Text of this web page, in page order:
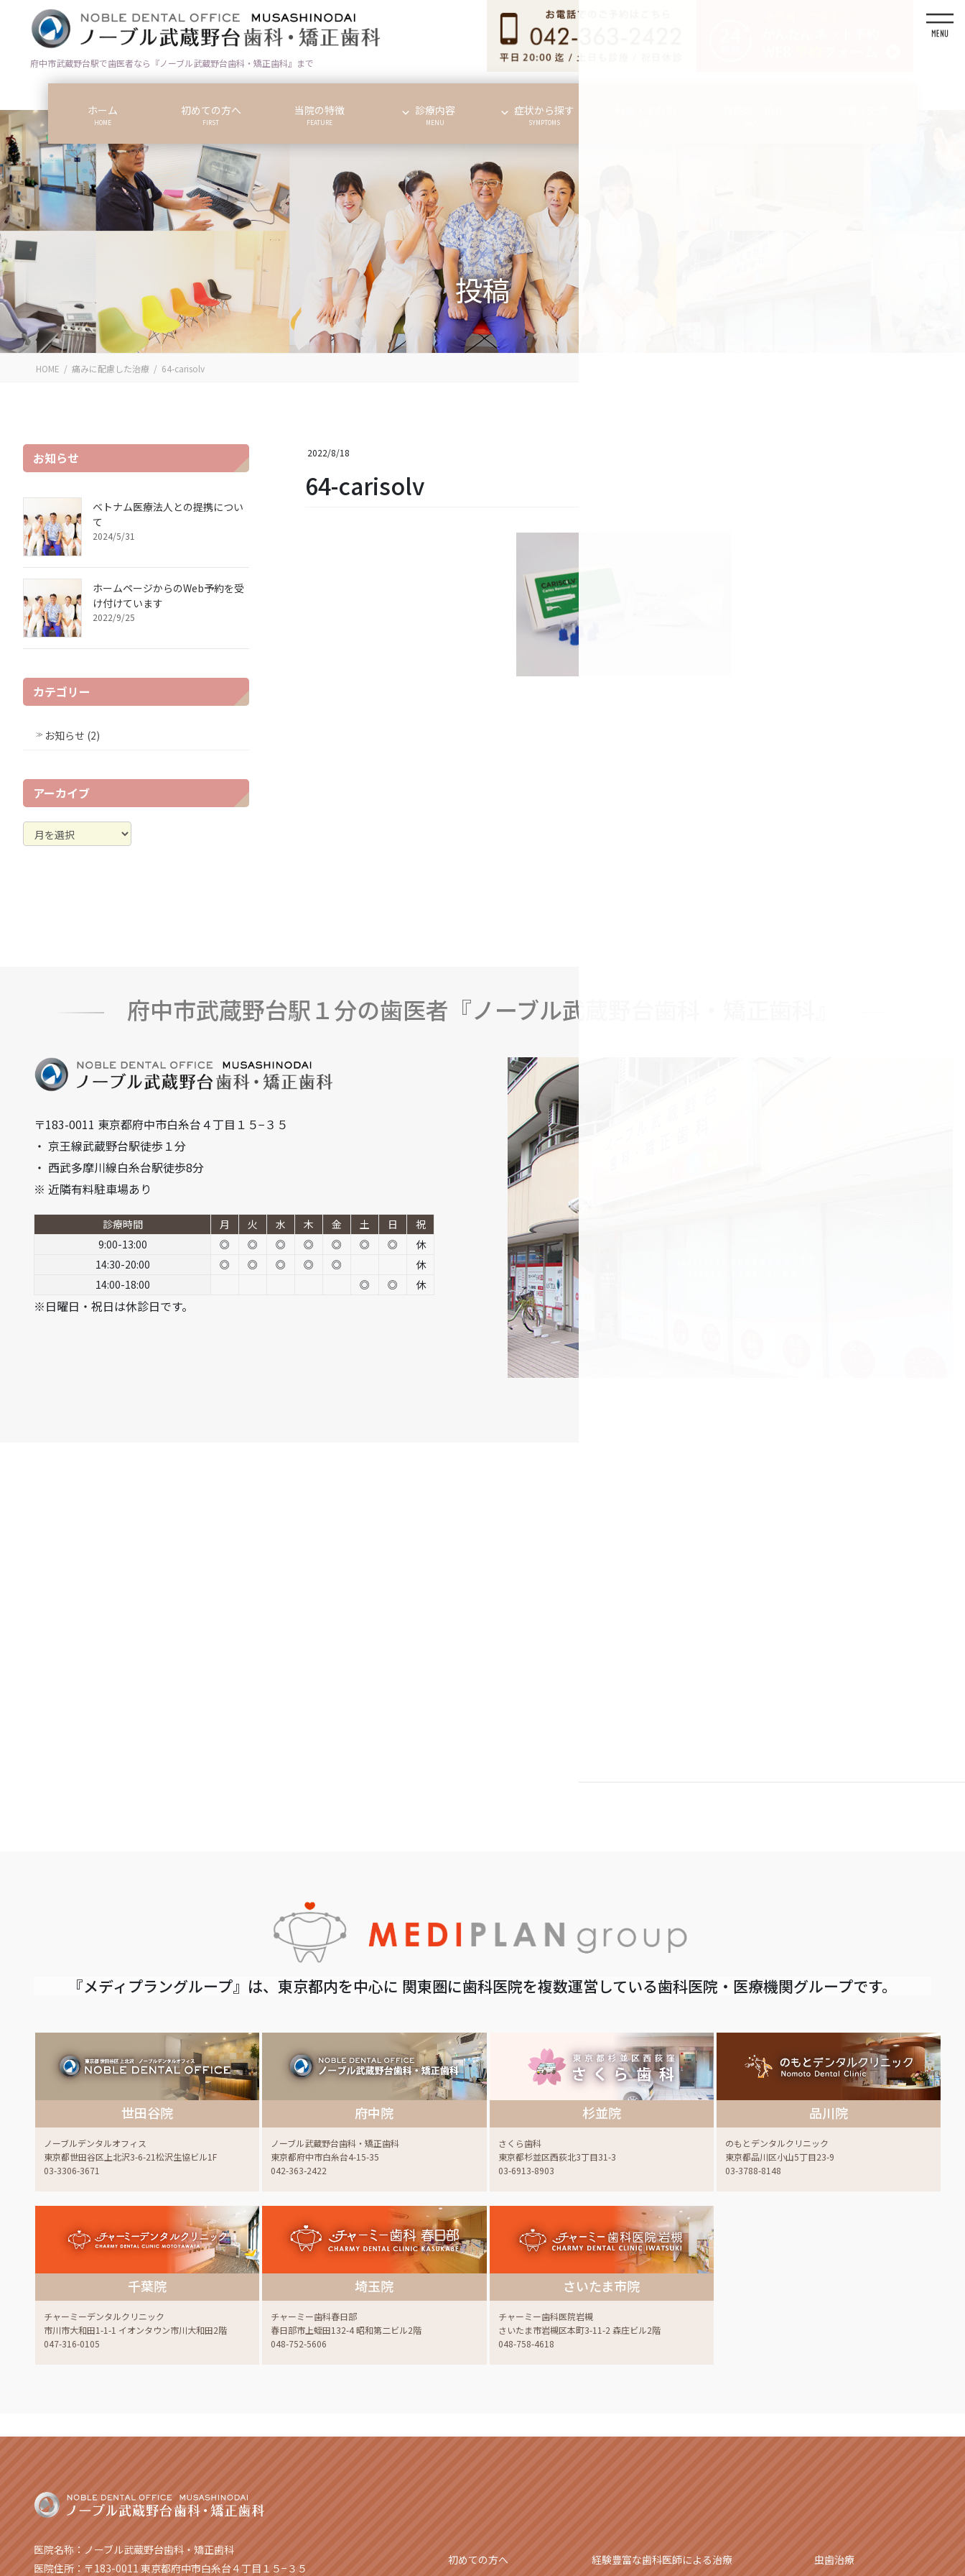
移
動
ン
に
移
動
府中市武蔵野台駅で歯医者なら『ノーブル武蔵野台歯科・矯正歯科』まで
ホーム
HOME
初めての方へ
FIRST
当院の特徴
FEATURE
診療内容
MENU
症状から探す
SYMPTOMS
投稿
HOME 痛みに配慮した治療 64-carisolv
2022/8/18
64-carisolv
お知らせ
ベトナム医療法人との提携につい
て
2024/5/31
ホームページからのWeb予約を受
け付けています
2022/9/25
カテゴリー
お知らせ (2)
アーカイブ
ア
ー
府中市武蔵野台駅１分の歯医者『ノーブル武蔵野台歯科・矯正歯科』
〒183-0011 東京都府中市白糸台４丁目１５−３５
・ 京王線武蔵野台駅徒歩１分
・ 西武多摩川線白糸台駅徒歩8分
※ 近隣有料駐車場あり
診療時間 月 火 水 木 金 土 日
祝
9:00-13:00
◎ ◎ ◎ ◎ ◎ ◎ ◎
休
14:30-20:00
◎ ◎ ◎ ◎ ◎
休
14:00-18:00
◎ ◎ 休
※日曜日・祝日は休診日です。
『メディプラングループ』は、東京都内を中心に 関東圏に歯科医院を複数運営している歯科医院・医療機関グループです。
世田谷院
ノーブルデンタルオフィス
東京都世田谷区上北沢3-6-21松沢生協ビル1F
03-3306-3671
府中院
ノーブル武蔵野台歯科・矯正歯科
東京都府中市白糸台4-15-35
042-363-2422
杉並院
さくら歯科
東京都杉並区西荻北3丁目31-3
03-6913-8903
品川院
のもとデンタルクリニック
東京都品川区小山5丁目23-9
03-3788-8148
千葉院
チャーミーデンタルクリニック
市川市大和田1-1-1 イオンタウン市川大和田2階
047-316-0105
埼玉院
チャーミー歯科春日部
春日部市上蛭田132-4 昭和第二ビル2階
048-752-5606
さいたま市院
チャーミー歯科医院岩槻
さいたま市岩槻区本町3-11-2 森庄ビル2階
048-758-4618
医院名称：ノーブル武蔵野台歯科・矯正歯科
医院住所：〒183-0011 東京都府中市白糸台４丁目１５−３５
初めての方へ 経験豊富な歯科医師による治療 虫歯治療